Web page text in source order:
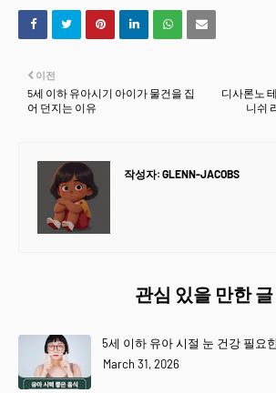
디사론노
니쉬
이전
5세 이하 유아시기 아이가 물건을 집
어 던지는 이유
작성자: GLENN-JACOBS
관심 있을 만한 글
5세 이하 유아 시절 눈 건강 필요
March 31, 2026